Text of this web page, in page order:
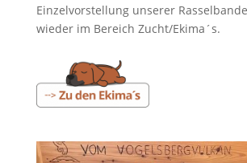
Einzelvorstellung unserer
wieder im Bereich Zucht/Ekima´s.